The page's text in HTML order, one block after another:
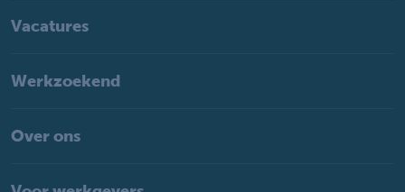
Vacatures
Werkzoekend
Over ons